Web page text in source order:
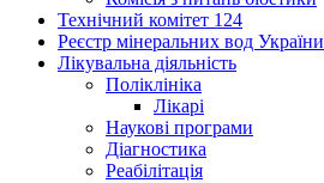
Технічний комітет 124
Реєстр мінеральних вод України
Лікувальна діяльність
Поліклініка
Лікарі
Наукові програми
Діагностика
Реабілітація